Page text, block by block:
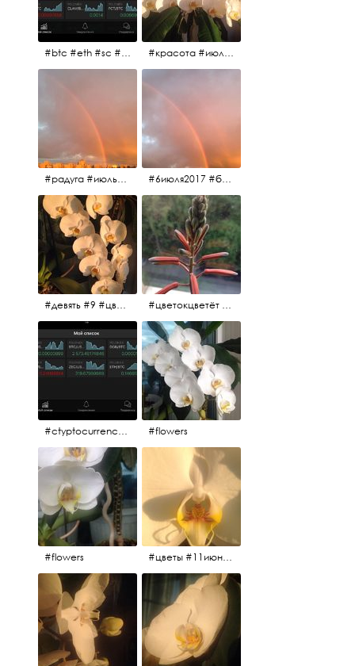
#btc #eth #sc #xrp #etc #maid #sys #naut #strat #pasc #dash #xmr #nxt #usdt #ltc#lsk #zec #str #rep #coin #markets #bitcoin #красота #июльскоеутро
#радуга #июльскоеутро #радугавовсёнебо #6июля2017 #6июля2017 #белыеночи #питерскоеутро #джулаймонинг #июльскоеутро #радугавовсёнебо #радуга #дождик
#девять #9 #цветы #цветокцветёт #flowers
#ctyptocurrency #btc #eth #flowers
#flowers #цветы #11июня2017 #5утра #белыеночи